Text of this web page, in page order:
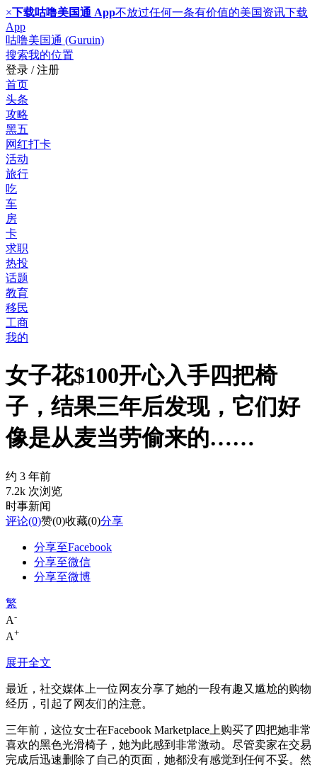
×下载咕噜美国通 App不放过任何一条有价值的美国资讯下载
App
咕噜美国通 (Guruin)
搜索我的位置
登录 / 注册
首页
头条
攻略
黑五
网红打卡
活动
旅行
吃
车
房
卡
求职
热投
话题
教育
移民
工商
我的
女子花$100开心入手四把椅
子，结果三年后发现，它们好
像是从麦当劳偷来的……
约 3 年前
7.2k 次浏览
时事新闻
评论(0)赞(0)收藏(0)分享
分享至Facebook
分享至微信
分享至微博
繁
A-
A+
展开全文
最近，社交媒体上一位网友分享了她的一段有趣又尴尬的购物
经历，引起了网友们的注意。
三年前，这位女士在Facebook Marketplace上购买了四把她非常
喜欢的黑色光滑椅子，她为此感到非常激动。尽管卖家在交易
完成后迅速删除了自己的页面，她都没有感觉到任何不妥。然